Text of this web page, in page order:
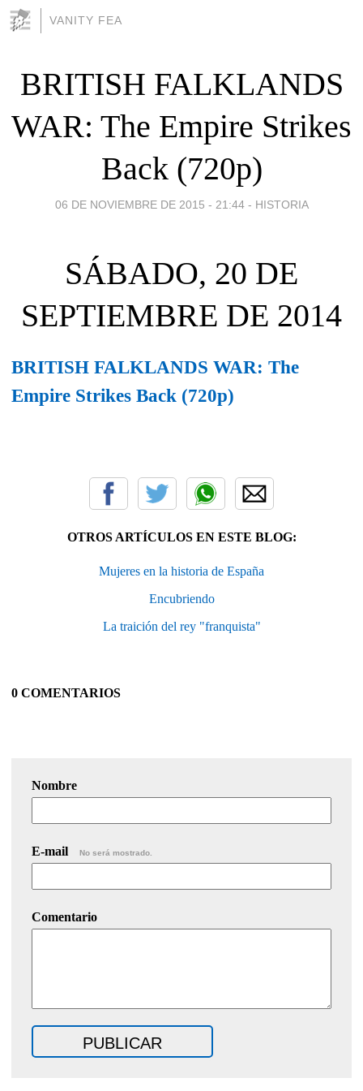
VANITY FEA
BRITISH FALKLANDS
WAR: The Empire Strikes
Back (720p)
06 DE NOVIEMBRE DE 2015 - 21:44 - HISTORIA
SÁBADO, 20 DE
SEPTIEMBRE DE 2014
BRITISH FALKLANDS WAR: The
Empire Strikes Back (720p)
OTROS ARTÍCULOS EN ESTE BLOG:
Mujeres en la historia de España
Encubriendo
La traición del rey "franquista"
0 COMENTARIOS
Nombre
E-mail No será mostrado.
Comentario